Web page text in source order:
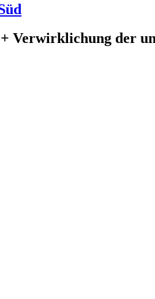
Verwirklichung der